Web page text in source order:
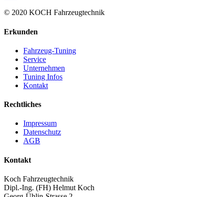
© 2020 KOCH Fahrzeugtechnik
Erkunden
Fahrzeug-Tuning
Service
Unternehmen
Tuning Infos
Kontakt
Rechtliches
Impressum
Datenschutz
AGB
Kontakt
Koch Fahrzeugtechnik
Dipl.-Ing. (FH) Helmut Koch